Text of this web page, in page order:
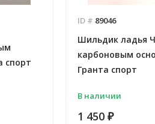
спорт
ID # 89046
Шильдик ладья
карбоновым
Гранта спорт
В наличии
1 450 ₽